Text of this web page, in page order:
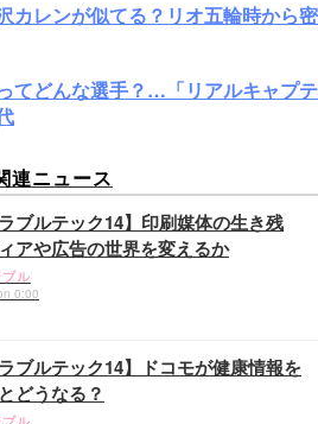
レンが似てる？リオ五輪時から密
てどんな選手？…「リアルキャプテ
連ニュース
ラブルテック14】印刷媒体の生き残
アや広告の世界を変えるか
ル
0:00
ラブルテック14】ドコモが健康情報を
どうなる？